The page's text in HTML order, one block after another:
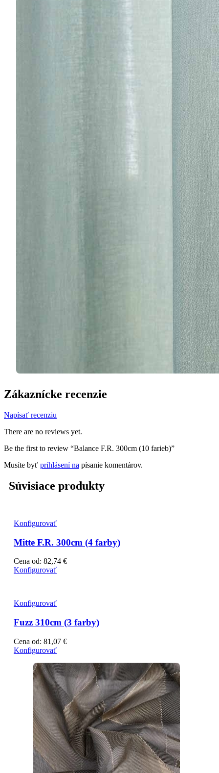
Zákaznícke recenzie
Napísať recenziu
There are no reviews yet.
Be the first to review “Balance F.R. 300cm (10 farieb)”
Musíte byť prihlásení na písanie komentárov.
Súvisiace produkty
Konfigurovať
Mitte F.R. 300cm (4 farby)
Cena od: 82,74 €
Konfigurovať
Konfigurovať
Fuzz 310cm (3 farby)
Cena od: 81,07 €
Konfigurovať